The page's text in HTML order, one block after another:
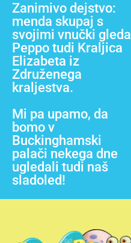
Zanimivo dejstvo:
menda skupaj s
svojimi vnučki gleda
Peppo tudi Kraljica
Elizabeta iz
Združenega
kraljestva.
Mi pa upamo, da
bomo v
Buckinghamski
palači nekega dne
ugledali tudi naš
sladoled!